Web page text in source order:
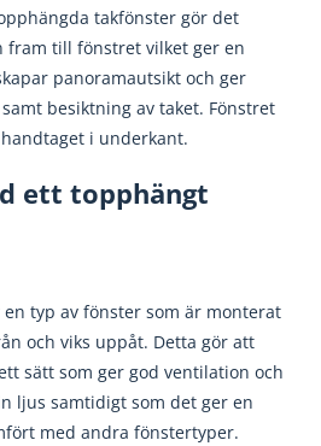
takfönster gör det
fram till fönstret vilket ger en
panoramautsikt och ger
besiktning av taket. Fönstret
i underkant.
ett topphängt
typ av fönster som är monterat
och viks uppåt. Detta gör att
sätt som ger god ventilation och
ljus samtidigt som det ger en
med andra fönstertyper.